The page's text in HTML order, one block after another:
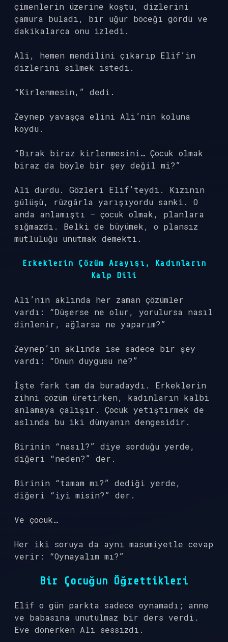
çimenlerin üzerine koştu, dizlerini
çamura buladı, bir uğur böceği gördü ve
dakikalarca onu izledi.
Ali, hemen mendilini çıkarıp Elif’in
dizlerini silmek istedi.
“Kirlenmesin,” dedi.
Zeynep yavaşça elini Ali’nin koluna
koydu.
“Bırak biraz kirlenmesini… Çocuk olmak
biraz da böyle bir şey değil mi?”
Ali durdu. Gözleri Elif’teydi. Kızının
gülüşü, rüzgârla yarışıyordu sanki. O
anda anlamıştı — çocuk olmak, planlara
sığmazdı. Belki de büyümek, o plansız
mutluluğu unutmak demekti.
Erkeklerin Çözüm Arayışı, Kadınların
Kalp Dili
Ali’nin aklında her zaman çözümler
vardı: “Düşerse ne olur, yorulursa nasıl
dinlenir, ağlarsa ne yaparım?”
Zeynep’in aklında ise sadece bir şey
vardı: “Onun duygusu ne?”
İşte fark tam da buradaydı. Erkeklerin
zihni çözüm üretirken, kadınların kalbi
anlamaya çalışır. Çocuk yetiştirmek de
aslında bu iki dünyanın dengesidir.
Birinin “nasıl?” diye sorduğu yerde,
diğeri “neden?” der.
Birinin “tamam mı?” dediği yerde,
diğeri “iyi misin?” der.
Ve çocuk…
Her iki soruya da aynı masumiyetle cevap
verir: “Oynayalım mı?”
Bir Çocuğun Öğrettikleri
Elif o gün parkta sadece oynamadı; anne
ve babasına unutulmaz bir ders verdi.
Eve dönerken Ali sessizdi.